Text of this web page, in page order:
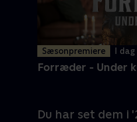
Sæsonpremiere I dag
Forræder - Under
Du har set dem i